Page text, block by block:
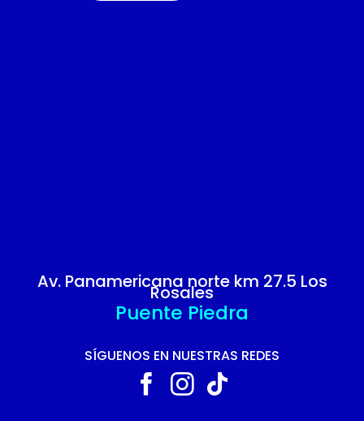
Av. Panamericana norte km 27.5 Los
Rosales
Puente Piedra
SÍGUENOS EN NUESTRAS REDES